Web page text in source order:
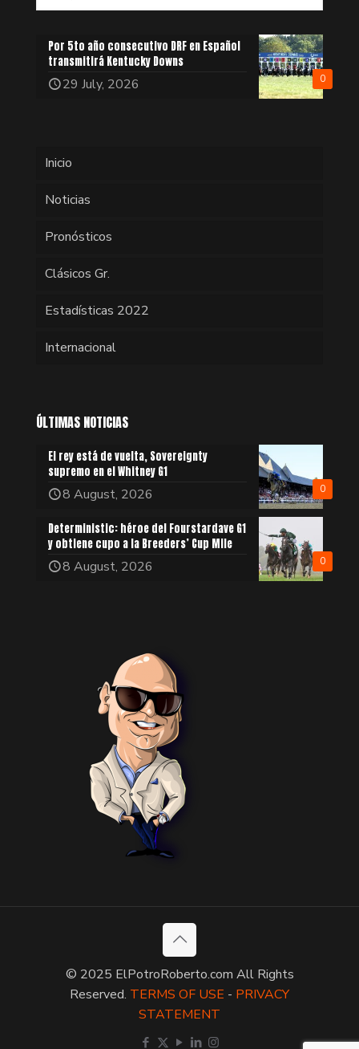
0
Por 5to año consecutivo DRF en Español
transmitirá Kentucky Downs
29 July, 2026
Inicio
Noticias
Pronósticos
Clásicos Gr.
Estadísticas 2022
Internacional
ÚLTIMAS NOTICIAS
0
El rey está de vuelta, Sovereignty
supremo en el Whitney G1
8 August, 2026
0
Deterministic: héroe del Fourstardave G1
y obtiene cupo a la Breeders’ Cup Mile
8 August, 2026
© 2025 ElPotroRoberto.com All Rights
Reserved. TERMS OF USE - PRIVACY
STATEMENT